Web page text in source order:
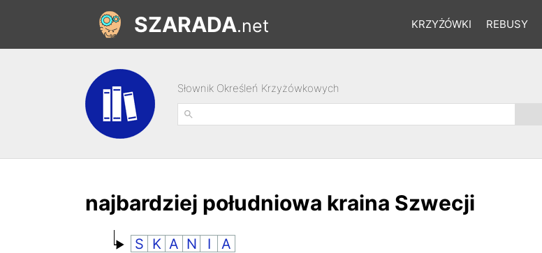
KRZYŻÓWKI REBUSY
SZARADA.net
Słownik Określeń Krzyżówkowych
najbardziej południowa kraina Szwecji
S K A N I A